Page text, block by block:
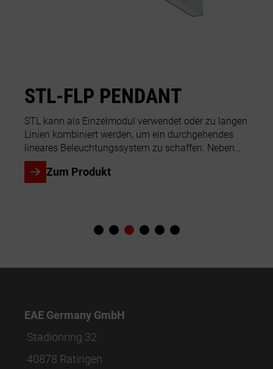
STL-FLP PENDANT
STL kann als Einzelmodul verwendet oder zu langen
Linien kombiniert werden, um ein durchgehendes
lineares Beleuchtungssystem zu schaffen. Neben
der Möglichkeit der Oberflächenmontage verleiht
STL...Zum Produkt
EAE Germany GmbH
Stadionring 32
40878 Ratingen